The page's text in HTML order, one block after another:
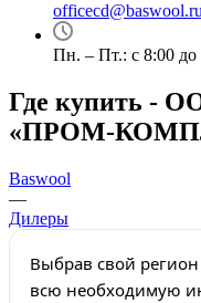
officecd@baswool.ru
Пн. – Пт.: с 8:00 до
Где купить -
«ПРОМ-
Baswool
—
Дилеры
Выбрав свой
всю необходимую